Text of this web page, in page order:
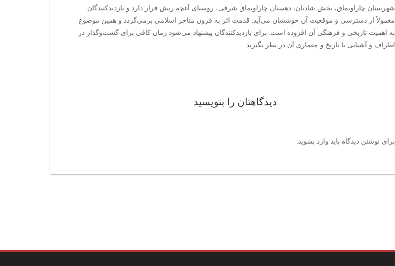
شهرستان چاراویماق، بخش شادیان، دهستان چاراویماق شرقی، روستای آغچه ریش قرار دارد و بازدیدکنندگان
معمولاً از دسترسی و موقعیت آن خوششان می‌آید. قدمت اثر به قرون متاخر اسلامی برمی‌گردد و همین موضوع
به اهمیت تاریخی و فرهنگی آن افزوده است. برای بازدیدکنندگان پیشنهاد می‌شود زمان کافی برای گشت‌وگذار در
اطراف و آشنایی با تاریخ و معماری آن در نظر بگیرند.
دیدگاهتان را بنویسید
برای نوشتن دیدگاه باید وارد بشوید